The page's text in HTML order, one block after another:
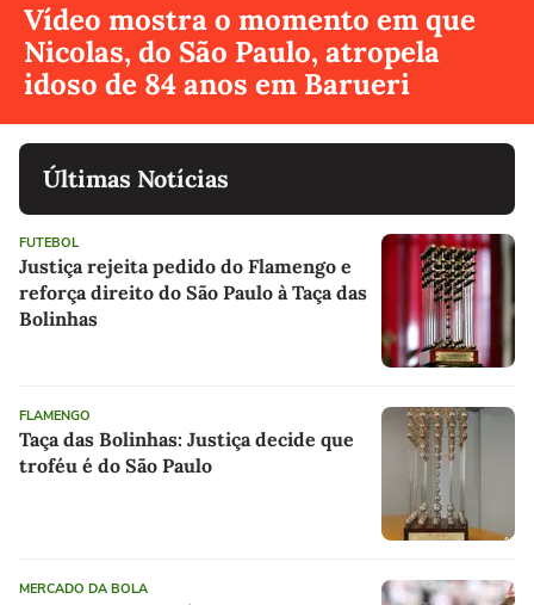
Vídeo mostra o momento em que
Nicolas, do São Paulo, atropela
idoso de 84 anos em Barueri
Últimas Notícias
FUTEBOL
Justiça rejeita pedido do Flamengo e
reforça direito do São Paulo à Taça das
Bolinhas
FLAMENGO
Taça das Bolinhas: Justiça decide que
troféu é do São Paulo
MERCADO DA BOLA